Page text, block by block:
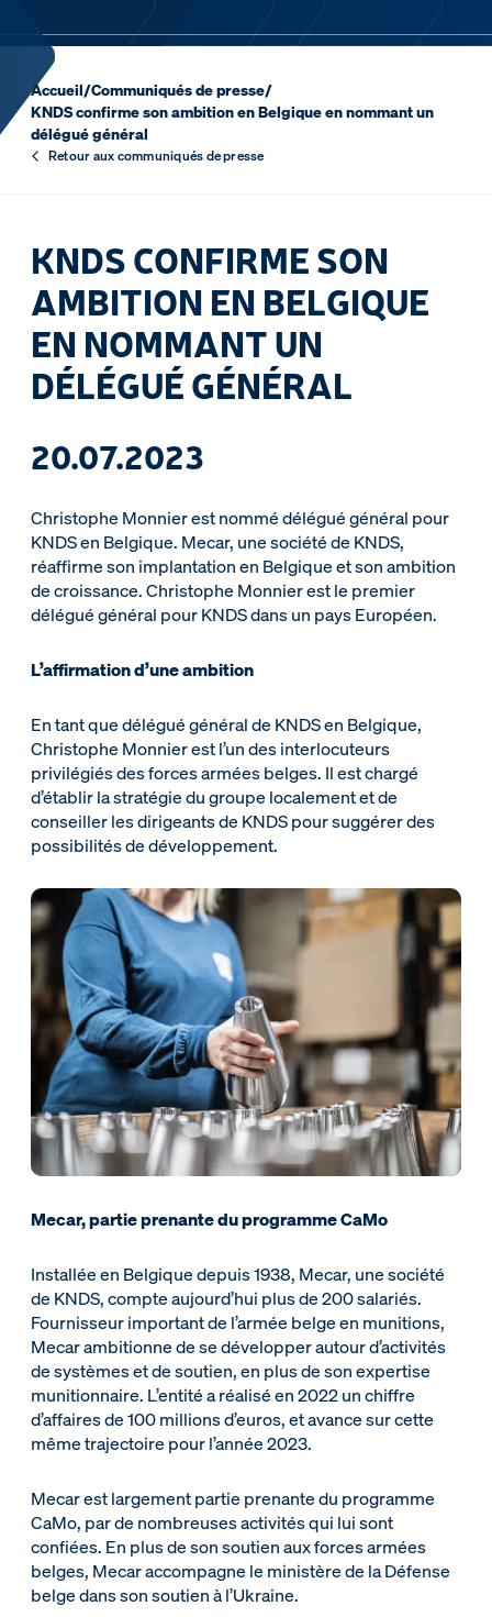
Accueil/Communiqués de presse/
KNDS confirme son ambition en Belgique en nommant un
délégué général
Retour aux communiqués de presse
KNDS CONFIRME SON
AMBITION EN BELGIQUE
EN NOMMANT UN
DÉLÉGUÉ GÉNÉRAL
20.07.2023
Christophe Monnier est nommé délégué général pour
KNDS en Belgique. Mecar, une société de KNDS,
réaffirme son implantation en Belgique et son ambition
de croissance. Christophe Monnier est le premier
délégué général pour KNDS dans un pays Européen.
L’affirmation d’une ambition
En tant que délégué général de KNDS en Belgique,
Christophe Monnier est l’un des interlocuteurs
privilégiés des forces armées belges. Il est chargé
d’établir la stratégie du groupe localement et de
conseiller les dirigeants de KNDS pour suggérer des
possibilités de développement.
Mecar, partie prenante du programme CaMo
Installée en Belgique depuis 1938, Mecar, une société
de KNDS, compte aujourd’hui plus de 200 salariés.
Fournisseur important de l’armée belge en munitions,
Mecar ambitionne de se développer autour d’activités
de systèmes et de soutien, en plus de son expertise
munitionnaire. L’entité a réalisé en 2022 un chiffre
d’affaires de 100 millions d’euros, et avance sur cette
même trajectoire pour l’année 2023.
Mecar est largement partie prenante du programme
CaMo, par de nombreuses activités qui lui sont
confiées. En plus de son soutien aux forces armées
belges, Mecar accompagne le ministère de la Défense
belge dans son soutien à l’Ukraine.